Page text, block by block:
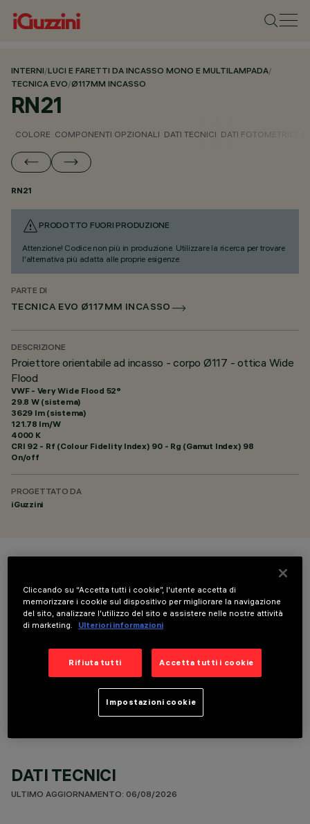
INTERNI/LUCI E FARETTI DA INCASSO MONO E MULTILAMPADA/
TECNICA EVO/Ø117MM INCASSO
RN21
COLORE COMPONENTI OPZIONALI DATI TECNICI DATI FOTOMETRICI
RN21
PRODOTTO FUORI PRODUZIONE
Attenzione! Codice non più in produzione. Utilizzare la ricerca per trovare
l'alternativa più adatta alle proprie esigenze.
PARTE DI
TECNICA EVO Ø117MM INCASSO
DESCRIZIONE
Proiettore orientabile ad incasso - corpo Ø117 - ottica Wide
Flood
VWF - Very Wide Flood 52°
29.8 W (sistema)
3629 lm (sistema)
121.78 lm/W
4000 K
CRI 92 - Rf (Colour Fidelity Index) 90 - Rg (Gamut Index) 98
On/off
PROGETTATO DA
iGuzzini
COMPONENTI OPZIONALI
DATI TECNICI
ULTIMO AGGIORNAMENTO: 06/08/2026
Cliccando su “Accetta tutti i cookie”, l'utente accetta di
memorizzare i cookie sul dispositivo per migliorare la navigazione
del sito, analizzare l'utilizzo del sito e assistere nelle nostre attività
di marketing.
Ulteriori informazioni
Rifiuta tutti Accetta tutti i cookie
Impostazioni cookie